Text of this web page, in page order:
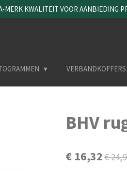
MERK KWALITEIT VOOR AANBIEDING
VERBANDKOFFERS
BHV
€ 16,32€